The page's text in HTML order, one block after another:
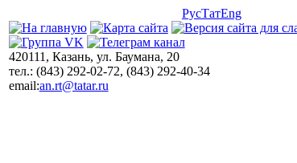
РусТатEng
420111, Казань, ул. Баумана, 20
тел.: (843) 292-02-72, (843) 292-40-34
email:an.rt@tatar.ru